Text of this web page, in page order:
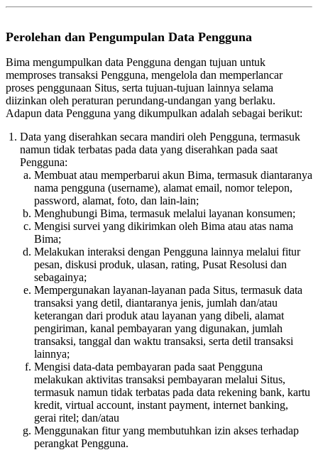
Perolehan dan Pengumpulan Data Pengguna
Bima mengumpulkan data Pengguna dengan tujuan untuk
memproses transaksi Pengguna, mengelola dan memperlancar
proses penggunaan Situs, serta tujuan-tujuan lainnya selama
diizinkan oleh peraturan perundang-undangan yang berlaku.
Adapun data Pengguna yang dikumpulkan adalah sebagai berikut:
Data yang diserahkan secara mandiri oleh Pengguna, termasuk
namun tidak terbatas pada data yang diserahkan pada saat
Pengguna:
Membuat atau memperbarui akun Bima, termasuk diantaranya
nama pengguna (username), alamat email, nomor telepon,
password, alamat, foto, dan lain-lain;
Menghubungi Bima, termasuk melalui layanan konsumen;
Mengisi survei yang dikirimkan oleh Bima atau atas nama
Bima;
Melakukan interaksi dengan Pengguna lainnya melalui fitur
pesan, diskusi produk, ulasan, rating, Pusat Resolusi dan
sebagainya;
Mempergunakan layanan-layanan pada Situs, termasuk data
transaksi yang detil, diantaranya jenis, jumlah dan/atau
keterangan dari produk atau layanan yang dibeli, alamat
pengiriman, kanal pembayaran yang digunakan, jumlah
transaksi, tanggal dan waktu transaksi, serta detil transaksi
lainnya;
Mengisi data-data pembayaran pada saat Pengguna
melakukan aktivitas transaksi pembayaran melalui Situs,
termasuk namun tidak terbatas pada data rekening bank, kartu
kredit, virtual account, instant payment, internet banking,
gerai ritel; dan/atau
Menggunakan fitur yang membutuhkan izin akses terhadap
perangkat Pengguna.